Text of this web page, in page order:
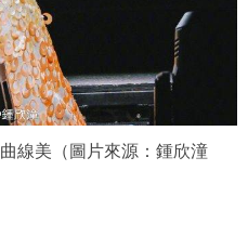
線美（圖片來源：鍾欣潼